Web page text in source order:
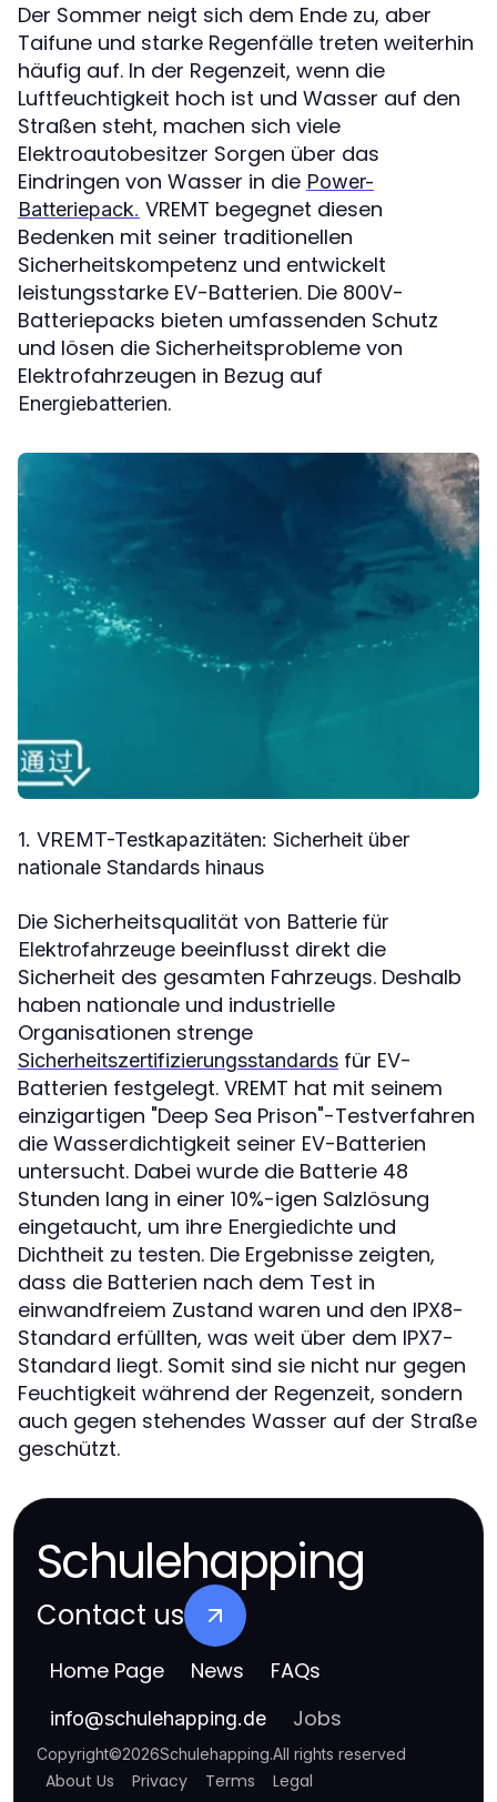
Der Sommer neigt sich dem Ende zu, aber
Taifune und starke Regenfälle treten weiterhin
häufig auf. In der Regenzeit, wenn die
Luftfeuchtigkeit hoch ist und Wasser auf den
Straßen steht, machen sich viele
Elektroautobesitzer Sorgen über das
Eindringen von Wasser in die Power-
Batteriepack. VREMT begegnet diesen
Bedenken mit seiner traditionellen
Sicherheitskompetenz und entwickelt
leistungsstarke EV-Batterien. Die 800V-
Batteriepacks bieten umfassenden Schutz
und lösen die Sicherheitsprobleme von
Elektrofahrzeugen in Bezug auf
Energiebatterien.
1. VREMT-Testkapazitäten: Sicherheit über
nationale Standards hinaus
Die Sicherheitsqualität von Batterie für
Elektrofahrzeuge beeinflusst direkt die
Sicherheit des gesamten Fahrzeugs. Deshalb
haben nationale und industrielle
Organisationen strenge
Sicherheitszertifizierungsstandards für EV-
Batterien festgelegt. VREMT hat mit seinem
einzigartigen "Deep Sea Prison"-Testverfahren
die Wasserdichtigkeit seiner EV-Batterien
untersucht. Dabei wurde die Batterie 48
Stunden lang in einer 10%-igen Salzlösung
eingetaucht, um ihre Energiedichte und
Dichtheit zu testen. Die Ergebnisse zeigten,
dass die Batterien nach dem Test in
einwandfreiem Zustand waren und den IPX8-
Standard erfüllten, was weit über dem IPX7-
Standard liegt. Somit sind sie nicht nur gegen
Feuchtigkeit während der Regenzeit, sondern
auch gegen stehendes Wasser auf der Straße
geschützt.
Schulehapping
Contact us
Home Page News FAQs
info@schulehapping.de Jobs
Copyright©2026Schulehapping.All rights reserved
About Us Privacy Terms Legal